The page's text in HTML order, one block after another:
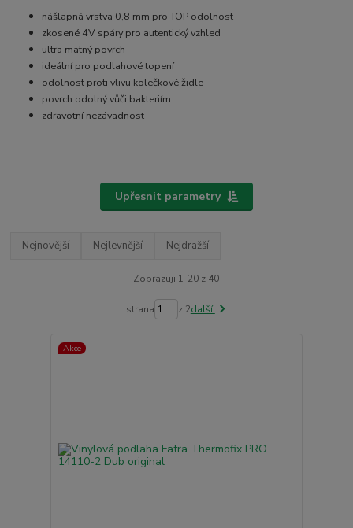
nášlapná vrstva 0,8 mm pro TOP odolnost
zkosené 4V spáry pro autentický vzhled
ultra matný povrch
ideální pro podlahové topení
odolnost proti vlivu kolečkové židle
povrch odolný vůči bakteriím
zdravotní nezávadnost
Upřesnit parametry
Nejnovější Nejlevnější Nejdražší
Zobrazuji 1-20 z 40
strana z 2další
Akce